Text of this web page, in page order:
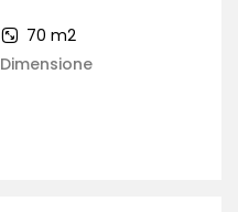
Dimensione
70 m2